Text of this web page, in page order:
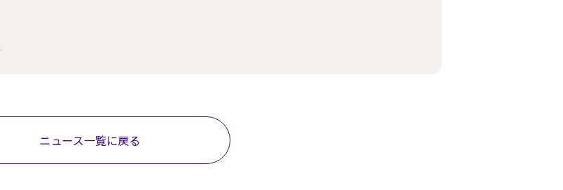
ニュース一覧に戻る